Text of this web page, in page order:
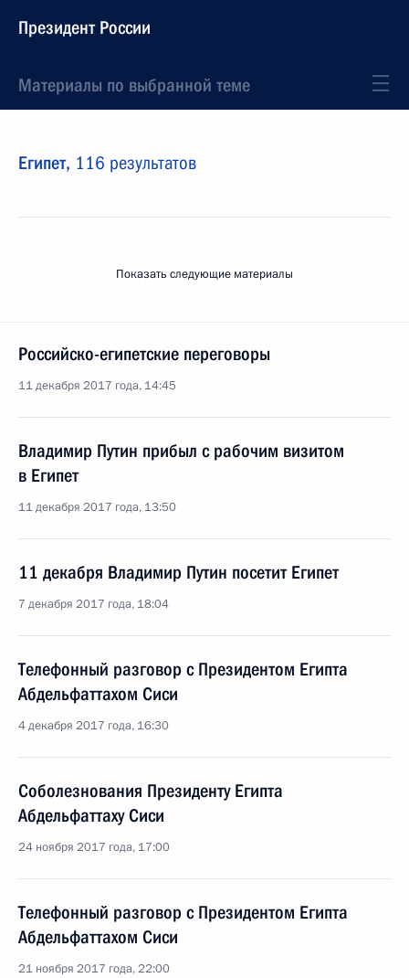
Президент России
Материалы по выбранной теме
Египет, 116 результатов
Показать следующие материалы
Российско-египетские переговоры
11 декабря 2017 года, 14:45
Владимир Путин прибыл с рабочим визитом
в Египет
11 декабря 2017 года, 13:50
11 декабря Владимир Путин посетит Египет
7 декабря 2017 года, 18:04
Телефонный разговор с Президентом Египта
Абдельфаттахом Сиси
4 декабря 2017 года, 16:30
Соболезнования Президенту Египта
Абдельфаттаху Сиси
24 ноября 2017 года, 17:00
Телефонный разговор с Президентом Египта
Абдельфаттахом Сиси
21 ноября 2017 года, 22:00